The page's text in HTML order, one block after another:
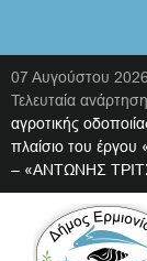
07 Αυγούστου 2026
Τελευταία
αγροτικής
πλαίσιο του έργου
– «ΑΝΤΩΝΗΣ